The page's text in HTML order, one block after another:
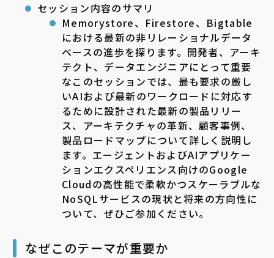
セッション内容のサマリ
Memorystore、Firestore、Bigtable
における最新の非リレーショナルデータ
ベースの進歩を探ります。開発者、アーキ
テクト、データエンジニアにとって重要
なこのセッションでは、最も要求の厳し
いAIおよび最新のワークロードに対応す
るために設計された最新の製品リリー
ス、アーキテクチャの革新、顧客事例、
製品ロードマップについて詳しく説明し
ます。エージェントおよびAIアプリケー
ションエクスペリエンス向けのGoogle
Cloudの高性能で柔軟かつスケーラブルな
NoSQLサービスの現状と将来の方向性に
ついて、ぜひご参加ください。
なぜこのテーマが重要か